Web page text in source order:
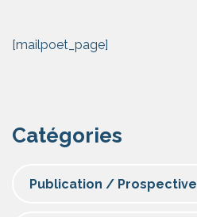
[mailpoet_page]
Catégories
Publication / Prospective